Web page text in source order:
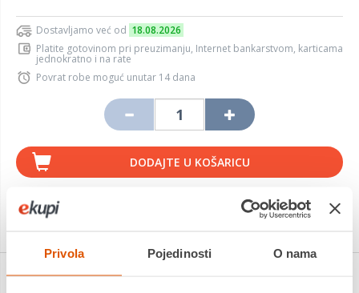
Privola Pojedinosti O nama
Dostavljamo već od 18.08.2026
Platite gotovinom pri preuzimanju, Internet bankarstvom, karticama
jednokratno i na rate
Povrat robe moguć unutar 14 dana
DODAJTE U KOŠARICU
Detalji proizvoda